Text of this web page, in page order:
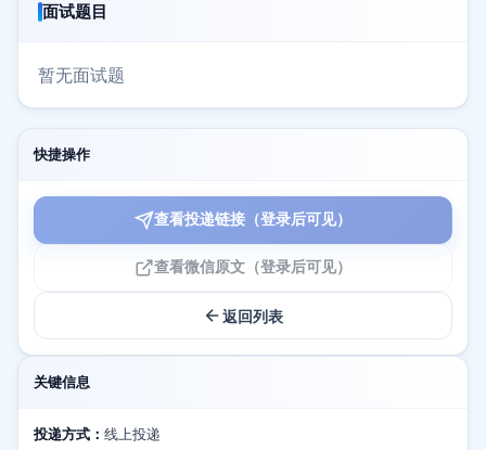
面试题目
暂无面试题
快捷操作
查看投递链接（登录后可见）
查看微信原文（登录后可见）
返回列表
关键信息
投递方式： 线上投递